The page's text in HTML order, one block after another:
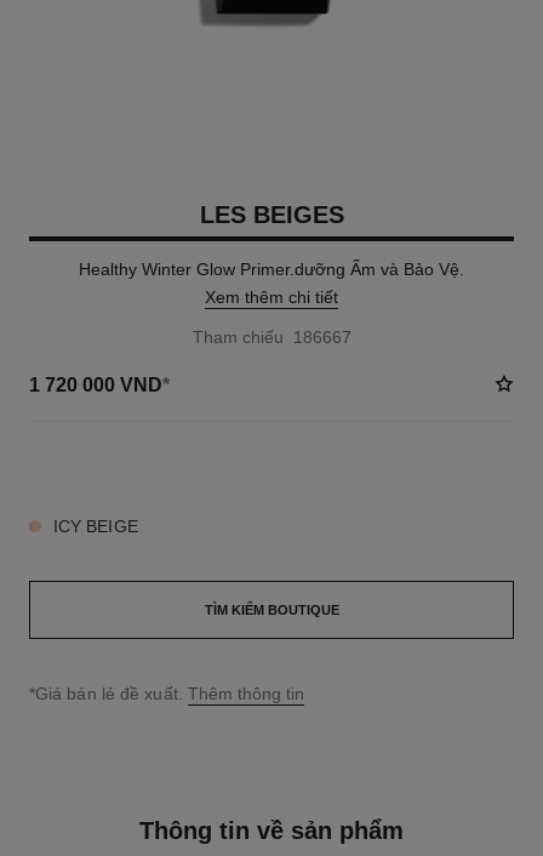
LES BEIGES
Healthy Winter Glow Primer.dưỡng Ấm và Bảo Vệ.
Xem thêm chi tiết
Tham chiếu 186667
1 720 000 VND*
ICY BEIGE
TÌM KIẾM BOUTIQUE
↩
*Giá bán lẻ đề xuất. Thêm thông tin
Thông tin về sản phẩm